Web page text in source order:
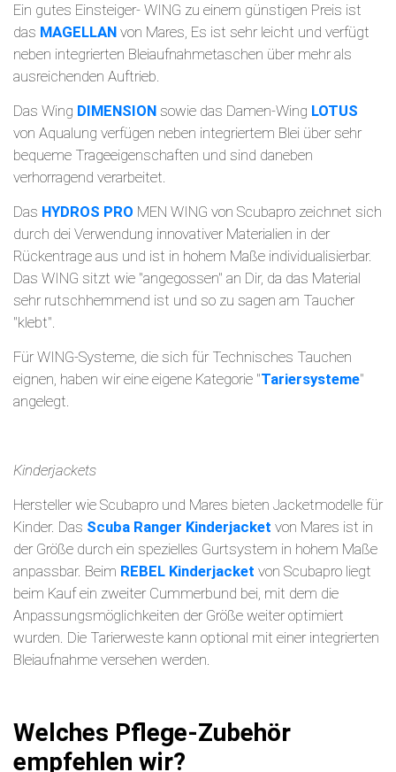
Ein gutes Einsteiger- WING zu einem günstigen Preis ist
das MAGELLAN von Mares, Es ist sehr leicht und verfügt
neben integrierten Bleiaufnahmetaschen über mehr als
ausreichenden Auftrieb.
Das Wing DIMENSION sowie das Damen-Wing LOTUS
von Aqualung verfügen neben integriertem Blei über sehr
bequeme Trageeigenschaften und sind daneben
verhorragend verarbeitet.
Das HYDROS PRO MEN WING von Scubapro zeichnet sich
durch dei Verwendung innovativer Materialien in der
Rückentrage aus und ist in hohem Maße individualisierbar.
Das WING sitzt wie "angegossen" an Dir, da das Material
sehr rutschhemmend ist und so zu sagen am Taucher
"klebt".
Für WING-Systeme, die sich für Technisches Tauchen
eignen, haben wir eine eigene Kategorie "Tariersysteme"
angelegt.
Kinderjackets
Hersteller wie Scubapro und Mares bieten Jacketmodelle für
Kinder. Das Scuba Ranger Kinderjacket von Mares ist in
der Größe durch ein spezielles Gurtsystem in hohem Maße
anpassbar. Beim REBEL Kinderjacket von Scubapro liegt
beim Kauf ein zweiter Cummerbund bei, mit dem die
Anpassungsmöglichkeiten der Größe weiter optimiert
wurden. Die Tarierweste kann optional mit einer integrierten
Bleiaufnahme versehen werden.
Welches Pflege-Zubehör
empfehlen wir?